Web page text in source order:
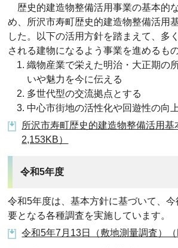
歴史的建造物整備活用事業の基本的
め、所沢市寿町歴史的建造物整備活用
した。以下の活用方針を踏まえて、多
される建物になるよう事業を進めるもの
織物産業で栄えた明治・大正期の
いや魅力を今に伝える
多世代型の交流拠点とする
中心市街地の活性化や回遊性の向
所沢市寿町歴史的建造物整備活用基
2,153KB）
令和5年度
令和5年度は、基本方針に基づいて、
要となる各種調査を実施しています。
令和5年7月13日（敷地測量調査）（